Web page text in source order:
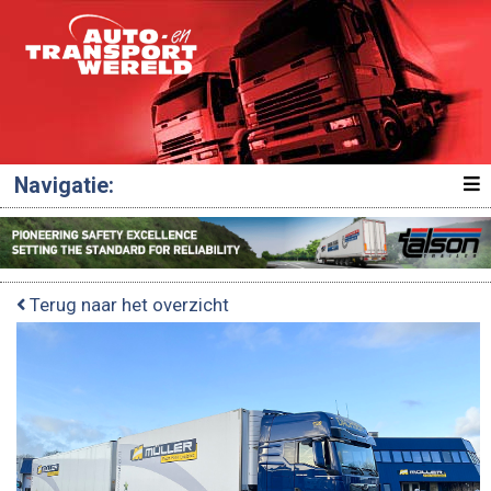
Navigatie:
Terug naar het overzicht